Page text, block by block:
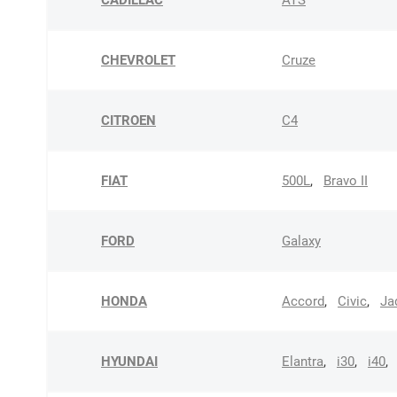
CHEVROLET Cruze
CITROEN C4
FIAT 500L, Bravo II
FORD Galaxy
HONDA Accord, Civic,
HYUNDAI Elantra, i30, i40,